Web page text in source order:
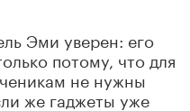
Эми уверен: его
потому, что для
не нужны
же гаджеты уже